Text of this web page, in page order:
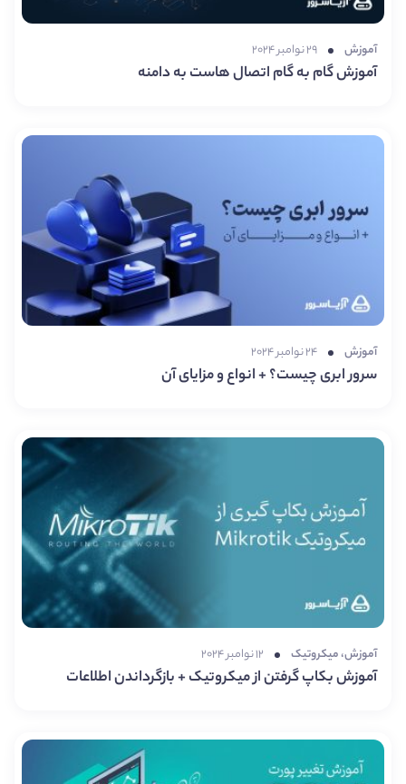
آموزش ۲۹ نوامبر ۲۰۲۴
آموزش گام به گام اتصال هاست به دامنه
آموزش ۲۴ نوامبر ۲۰۲۴
سرور ابری چیست؟ + انواع و مزایای آن
آموزش،میکروتیک ۱۲ نوامبر ۲۰۲۴
آموزش بکاپ گرفتن از میکروتیک + بازگرداندن اطلاعات